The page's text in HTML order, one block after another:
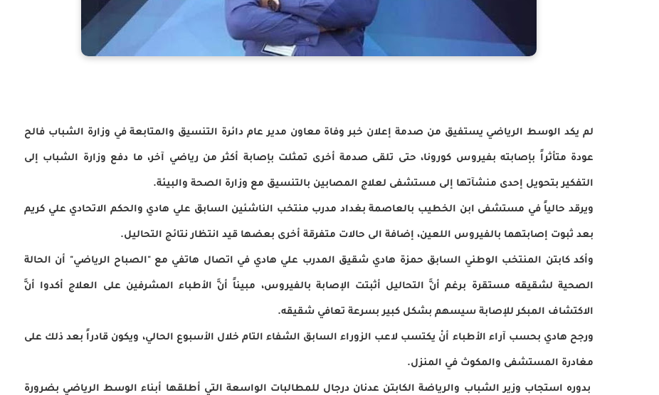
لم يكد الوسط الرياضي يستفيق من صدمة إعلان خبر وفاة معاون مدير عام دائرة التنسيق والمتابعة في وزارة الشباب فالح
عودة متأثراً بإصابته بفيروس كورونا، حتى تلقى صدمة أخرى تمثلت بإصابة أكثر من رياضي آخر، ما دفع وزارة الشباب إلى
التفكير بتحويل إحدى منشآتها إلى مستشفى لعلاج المصابين بالتنسيق مع وزارة الصحة والبيئة.
ويرقد حالياً في مستشفى ابن الخطيب بالعاصمة بغداد مدرب منتخب الناشئين السابق علي هادي والحكم الاتحادي علي كريم
بعد ثبوت إصابتهما بالفيروس اللعين، إضافة الى حالات متفرقة أخرى بعضها قيد انتظار نتائج التحاليل.
وأكد كابتن المنتخب الوطني السابق حمزة هادي شقيق المدرب علي هادي في اتصال هاتفي مع "الصباح الرياضي" أن الحالة
الصحية لشقيقه مستقرة برغم أنَّ التحاليل أثبتت الإصابة بالفيروس، مبيناً أنَّ الأطباء المشرفين على العلاج أكدوا أنَّ
الاكتشاف المبكر للإصابة سيسهم بشكل كبير بسرعة تعافي شقيقه.
ورجح هادي بحسب آراء الأطباء أنْ يكتسب لاعب الزوراء السابق الشفاء التام خلال الأسبوع الحالي، ويكون قادراً بعد ذلك على
مغادرة المستشفى والمكوث في المنزل.
بدوره استجاب وزير الشباب والرياضة الكابتن عدنان درجال للمطالبات الواسعة التي أطلقها أبناء الوسط الرياضي بضرورة